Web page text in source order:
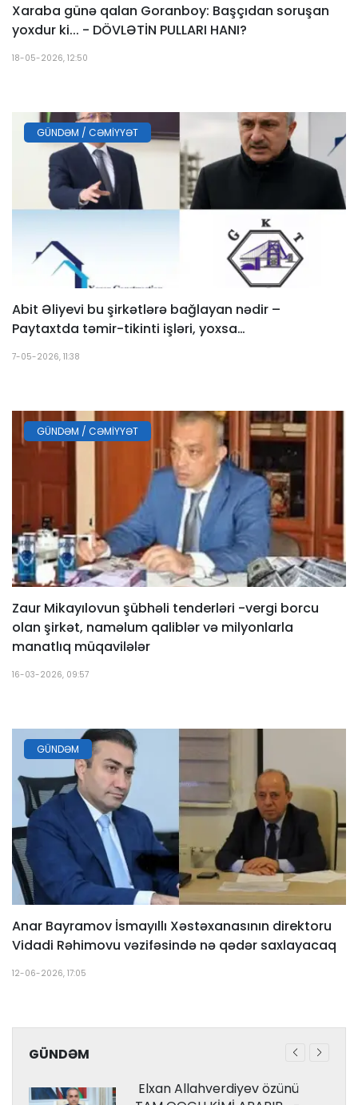
Xaraba günə qalan Goranboy: Başçıdan soruşan
yoxdur ki... - DÖVLƏTİN PULLARI HANI?
18-05-2026, 12:50
GÜNDƏM / CƏMIYYƏT
Abit Əliyevi bu şirkətlərə bağlayan nədir –
Paytaxtda təmir-tikinti işləri, yoxsa…
7-05-2026, 11:38
GÜNDƏM / CƏMIYYƏT
Zaur Mikayılovun şübhəli tenderləri -vergi borcu
olan şirkət, naməlum qaliblər və milyonlarla
manatlıq müqavilələr
16-03-2026, 09:57
GÜNDƏM
Anar Bayramov İsmayıllı Xəstəxanasının direktoru
Vidadi Rəhimovu vəzifəsində nə qədər saxlayacaq
12-06-2026, 17:05
GÜNDƏM
Elxan Allahverdiyev özünü